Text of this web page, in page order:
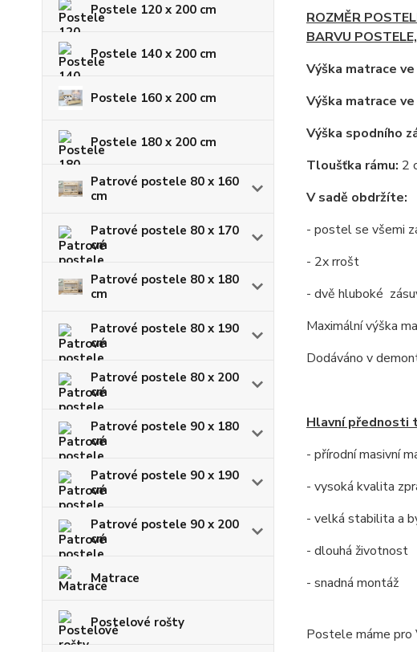
Postele 120 x 200 cm
Postele 140 x 200 cm
Postele 160 x 200 cm
Postele 180 x 200 cm
Patrové postele 80 x 160
cm
Patrové postele 80 x 170
cm
Patrové postele 80 x 180
cm
Patrové postele 80 x 190
cm
Patrové postele 80 x 200
cm
Patrové postele 90 x 180
cm
Patrové postele 90 x 190
cm
Patrové postele 90 x 200
cm
Matrace
Postelové rošty
ROZMĚR
BARVU
Výška matrace
Výška matrace
Výška spodního
Tloušťka rámu: 2
V sadě obdržíte:
- postel se všemi
- 2x rrošt
- dvě hluboké
Maximální výška
Dodáváno v
Hlavní přednosti
- přírodní masivní
- vysoká kvalita
- velká stabilita a
- dlouhá životnost
- snadná montáž
Postele máme pro